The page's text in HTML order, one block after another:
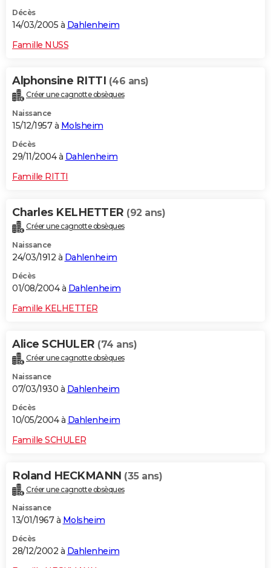
Décès
14/03/2005 à Dahlenheim
Famille NUSS
Alphonsine RITTI (46 ans)
Créer une cagnotte obsèques
Naissance
15/12/1957 à Molsheim
Décès
29/11/2004 à Dahlenheim
Famille RITTI
Charles KELHETTER (92 ans)
Créer une cagnotte obsèques
Naissance
24/03/1912 à Dahlenheim
Décès
01/08/2004 à Dahlenheim
Famille KELHETTER
Alice SCHULER (74 ans)
Créer une cagnotte obsèques
Naissance
07/03/1930 à Dahlenheim
Décès
10/05/2004 à Dahlenheim
Famille SCHULER
Roland HECKMANN (35 ans)
Créer une cagnotte obsèques
Naissance
13/01/1967 à Molsheim
Décès
28/12/2002 à Dahlenheim